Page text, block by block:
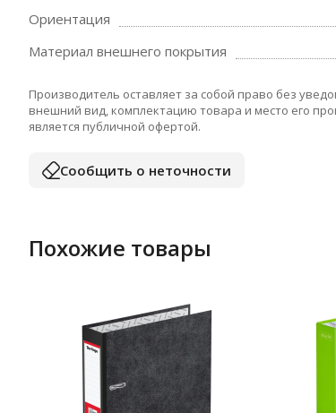
Ориентация
Материал внешнего покрытия
Производитель оставляет за собой право без
внешний вид, комплектацию товара и место его
является публичной офертой.
Сообщить о неточности
Похожие товары